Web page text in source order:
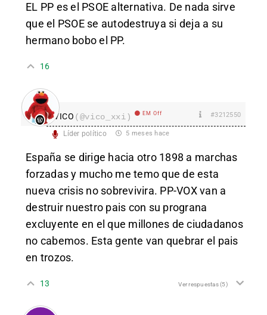
EL PP es el PSOE alternativa. De nada sirve
que el PSOE se autodestruya si deja a su
hermano bobo el PP.
16
VICO (@vico_xxi) EM Off #3212550
Líder político 5 meses hace
España se dirige hacia otro 1898 a marchas
forzadas y mucho me temo que de esta
nueva crisis no sobrevivira. PP-VOX van a
destruir nuestro pais con su prograna
excluyente en el que millones de ciudadanos
no cabemos. Esta gente van quebrar el pais
en trozos.
13 Ver respuestas(5)